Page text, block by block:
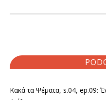
Κακά τα Ψέματα, s.04, ep.09: